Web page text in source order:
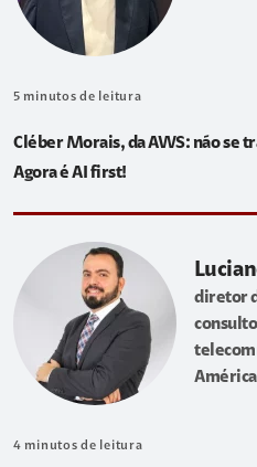
5 minutos de leitura
Cléber Morais, da AWS: não se
Agora é AI first!
diretor
4 minutos de leitura